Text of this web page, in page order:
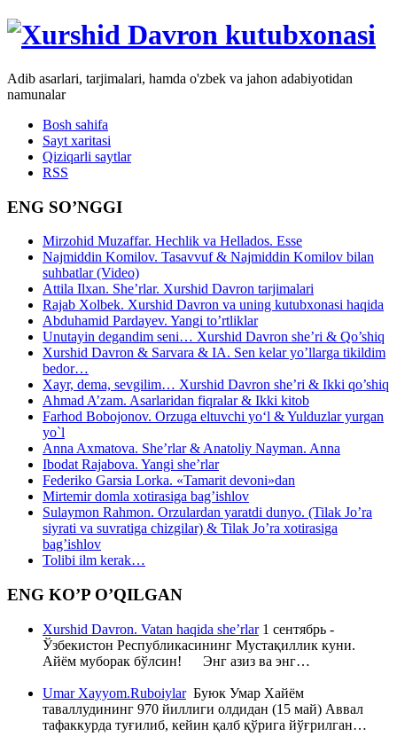
Adib asarlari, tarjimalari, hamda o'zbek va jahon adabiyotidan
namunalar
Bosh sahifa
Sayt xaritasi
Qiziqarli saytlar
RSS
ENG SO’NGGI
Mirzohid Muzaffar. Hechlik va Hellados. Esse
Najmiddin Komilov. Tasavvuf & Najmiddin Komilov bilan
suhbatlar (Video)
Attila Ilxan. She’rlar. Xurshid Davron tarjimalari
Rajab Xolbek. Xurshid Davron va uning kutubxonasi haqida
Abduhamid Pardayev. Yangi to’rtliklar
Unutayin degandim seni… Xurshid Davron she’ri & Qo’shiq
Xurshid Davron & Sarvara & IA. Sen kelar yo’llarga tikildim
bedor…
Xayr, dema, sevgilim… Xurshid Davron she’ri & Ikki qo’shiq
Ahmad A’zam. Asarlaridan fiqralar & Ikki kitob
Farhod Bobojonov. Orzuga eltuvchi yo‘l & Yulduzlar yurgan
yo`l
Anna Axmatova. She’rlar & Anatoliy Nayman. Anna
Ibodat Rajabova. Yangi she’rlar
Federiko Garsia Lorka. «Tamarit devoni»dan
Mirtemir domla xotirasiga bag’ishlov
Sulaymon Rahmon. Orzulardan yaratdi dunyo. (Tilak Jo’ra
siyrati va suvratiga chizgilar) & Tilak Jo’ra xotirasiga
bag’ishlov
Tolibi ilm kerak…
ENG KO’P O’QILGAN
Xurshid Davron. Vatan haqida she’rlar1 сентябрь -
Ўзбекистон Республикасининг Мустақиллик куни.
Айём муборак бўлсин! Энг азиз ва энг…
Umar Xayyom.RuboiylarБуюк Умар Хайём
таваллудининг 970 йиллиги олдидан (15 май) Аввал
тафаккурда туғилиб, кейин қалб қўрига йўғрилган…